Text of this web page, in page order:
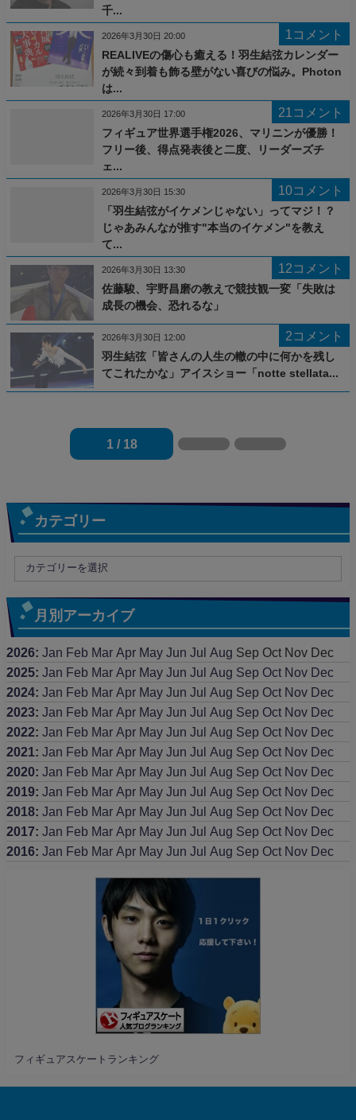
千...
1コメント
REALIVEの傷心も癒える！羽生結弦カレンダー
が続々到着も飾る壁がない喜びの悩み。Photon
は...
2026年3月30日 20:00
21コメント
フィギュア世界選手権2026、マリニンが優勝！
フリー後、得点発表後と二度、リーダーズチ
ェ...
2026年3月30日 17:00
10コメント
「羽生結弦がイケメンじゃない」ってマジ！？
じゃあみんなが推す"本当のイケメン"を教え
て...
2026年3月30日 15:30
12コメント
佐藤駿、宇野昌磨の教えで競技観一変「失敗は
成長の機会、恐れるな」
2026年3月30日 13:30
2コメント
羽生結弦「皆さんの人生の轍の中に何かを残し
てこれたかな」アイスショー「notte stellata...
2026年3月30日 12:00
1 / 18
カテゴリー
月別アーカイブ
2026: Jan Feb Mar Apr May Jun Jul Aug Sep Oct Nov Dec
2025: Jan Feb Mar Apr May Jun Jul Aug Sep Oct Nov Dec
2024: Jan Feb Mar Apr May Jun Jul Aug Sep Oct Nov Dec
2023: Jan Feb Mar Apr May Jun Jul Aug Sep Oct Nov Dec
2022: Jan Feb Mar Apr May Jun Jul Aug Sep Oct Nov Dec
2021 : Jan Feb Mar Apr May Jun Jul Aug Sep Oct Nov Dec
2020: Jan Feb Mar Apr May Jun Jul Aug Sep Oct Nov Dec
2019: Jan Feb Mar Apr May Jun Jul Aug Sep Oct Nov Dec
2018: Jan Feb Mar Apr May Jun Jul Aug Sep Oct Nov Dec
2017: Jan Feb Mar Apr May Jun Jul Aug Sep Oct Nov Dec
2016: Jan Feb Mar Apr May Jun Jul Aug Sep Oct Nov Dec
フィギュアスケートランキング